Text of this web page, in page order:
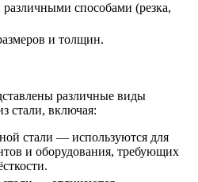
способами (резка,
и толщин.
различные виды
стали, включая:
стали — используются для
и оборудования, требующих